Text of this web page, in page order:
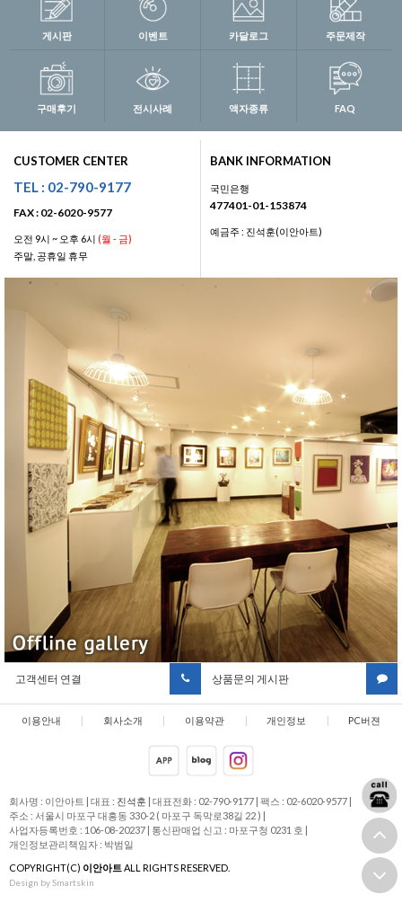
게시판 이벤트 카달로그 주문제작
구매후기 전시사례 액자종류 FAQ
CUSTOMER CENTER
TEL : 02-790-9177
FAX : 02-6020-9577
오전 9시 ~ 오후 6시 (월 - 금)
주말, 공휴일 휴무
BANK INFORMATION
국민은행
477401-01-153874
예금주 : 진석훈(이안아트)
고객센터 연결 상품문의 게시판
이용안내 | 회사소개 | 이용약관 | 개인정보 | PC버젼
회사명 : 이안아트 | 대표 : 진석훈 | 대표전화 : 02-790-9177 | 팩스 : 02-6020-9577 |
주소 : 서울시 마포구 대흥동 330-2 ( 마포구 독막로38길 22 ) |
사업자등록번호 : 106-08-20237 | 통신판매업 신고 : 마포구청 0231 호 |
개인정보관리책임자 : 박범일
COPYRIGHT(C) 이안아트 ALL RIGHTS RESERVED.